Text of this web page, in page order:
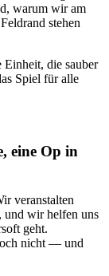
warum wir am
stehen
die sauber
Spiel für alle
eine Op in
veranstalten
und wir helfen uns
geht.
nicht — und